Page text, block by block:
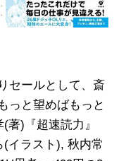
セールとして、斎
っと望めばもっと
著)『超速読力』
イラスト), 秋内常